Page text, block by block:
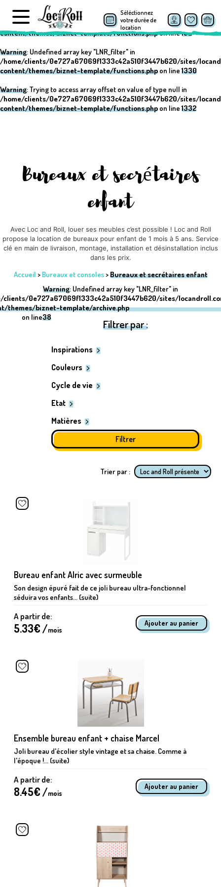
Warning: Undefined array key "post_type" in
/home/clients/0e727a67069f1333c42a510f3447b620/sites/
content/themes/biznet-template/functions.phpon line152
Warning: Undefined array key "LNR_filter" in
/home/clients/0e727a67069f1333c42a510f3447b620/sites/
content/themes/biznet-template/functions.php on line1330
Warning: Trying to access array offset on value of type null in
/home/clients/0e727a67069f1333c42a510f3447b620/sites/
content/themes/biznet-template/functions.php on line1332
Séléctionnez
votre durée de
location
Bureaux et secrétaires
enfant
Avec Loc and Roll, louer ses meubles c’est possible ! Loc and Roll
propose la location de bureaux pour enfant de 1 mois à 5 ans. Service
clé en main de livraison, montage, installation et désinstallation inclus
dans les prix.
Accueil > Bureaux et consoles>Bureaux et secrétaires enfant
Warning: Undefined array key "LNR_filter" in
clients/0e727a67069f1333c42a510f3447b620/sites/
themes/biznet-template/archive.php
on line38
Filtrer par :
Inspirations
Couleurs
Cycle de vie
Etat
Matières
Trier par :
Bureau enfant Alric avec surmeuble
Son design épuré fait de ce joli bureau ultra-fonctionnel
séduira vos enfants... (suite)
A partir de:
5.33€ /mois
Ensemble bureau enfant + chaise Marcel
Joli bureau d'écolier style vintage et sa chaise. Comme à
l'époque !... (suite)
A partir de:
8.45€ /mois